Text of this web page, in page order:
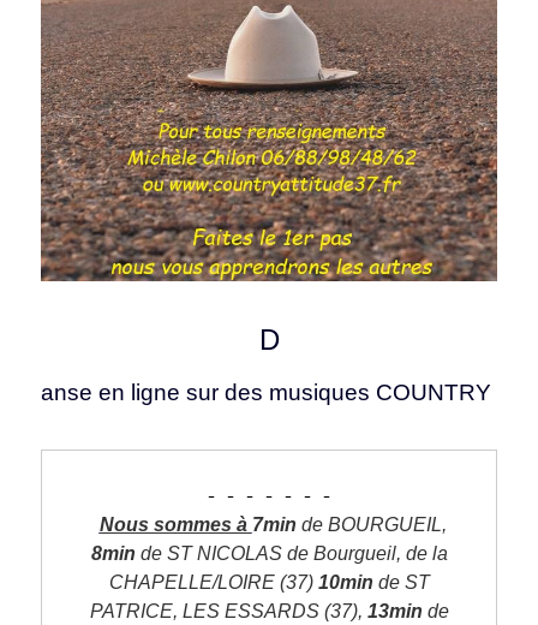
D
anse en ligne sur des musiques COUNTRY
Nous sommes à 7min de BOURGUEIL,
8min de ST NICOLAS de Bourgueil, de la
CHAPELLE/LOIRE (37) 10min de ST
PATRICE, LES ESSARDS (37), 13min de